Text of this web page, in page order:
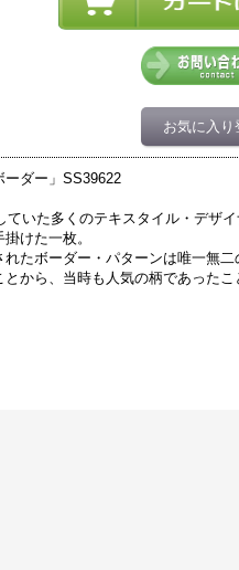
お気に入り
ダー」SS39622
いた多くのテキスタイル・デザ
けた一枚。
たボーダー・パターンは唯一無二
から、当時も人気の柄であったこ